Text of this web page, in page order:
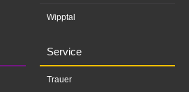
Wipptal
Service
Trauer